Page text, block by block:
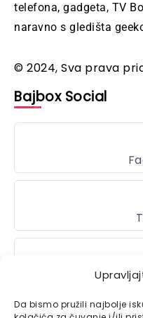
Da bismo pružili najbolje
telefona, gadgeta, TV
naravno s gledišta
© 2024, Sva prava
Bajbox Social